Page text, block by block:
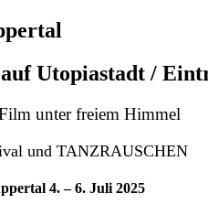
Utopiastadt /
unter freiem Himmel
und TANZRAUSCHEN
4. – 6. Juli 2025